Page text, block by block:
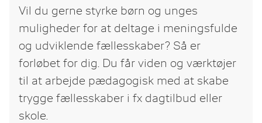
Vil du gerne styrke børn og unges
muligheder for at deltage i meningsfulde
og udviklende fællesskaber? Så er
forløbet for dig. Du får viden og værktøjer
til at arbejde pædagogisk med at skabe
trygge fællesskaber i fx dagtilbud eller
skole.